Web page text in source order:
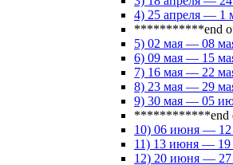
4) 25 апреля — 1
***********end
5) 02 мая — 08
6) 09 мая — 15
7) 16 мая — 22
8) 23 мая — 29
9) 30 мая — 05
************end
10) 06 июня —
11) 13 июня —
12) 20 июня —